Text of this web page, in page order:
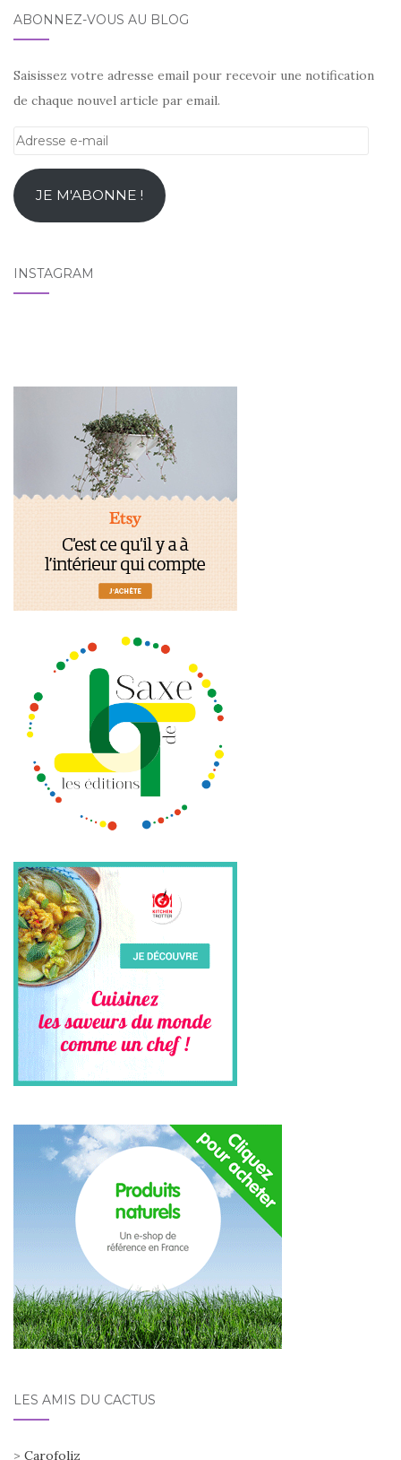
ABONNEZ-VOUS AU BLOG
Saisissez votre adresse email pour recevoir une notification
de chaque nouvel article par email.
Adresse
mailJE M'ABONNE !
INSTAGRAM
LES AMIS DU CACTUS
> Carofoliz